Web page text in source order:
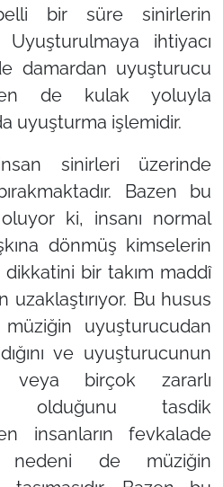
bir süre sinirlerin
ihtiyacı
damardan uyuşturucu
de kulak yoluyla
uyuşturma işlemidir.
sinirleri üzerinde
Bazen bu
ki, insanı normal
dönmüş kimselerin
bir takım maddî
Bu husus
müziğin uyuşturucudan
ve uyuşturucunun
veya birçok zararlı
olduğunu tasdik
insanların fevkalade
nedeni de müziğin